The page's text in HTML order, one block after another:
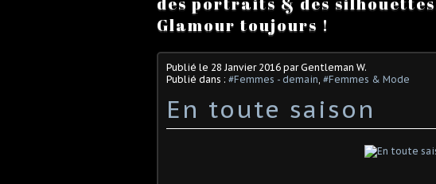
Glamour toujours !
Publié le 28 Janvier 2016 par Gentleman W.
Publié dans : #Femmes - demain #Femmes & Mode
En toute saison